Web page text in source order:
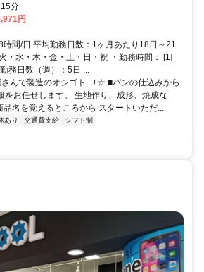
分
円
間/日 平均勤務日数：1ヶ月あたり18日～21
・水・木・金・土・日・祝 ・勤務時間： [1]
務日数（週）：5日 ...
んで製造のオシゴト...+☆ ■パンの仕込みから
をお任せします。 生地作り、成形、焼成な
名を覚えるところから スタートいただ...
あり 交通費支給 シフト制